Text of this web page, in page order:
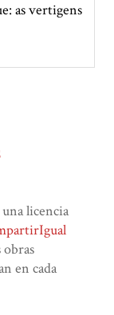
as vertigens
licencia
obras
en cada